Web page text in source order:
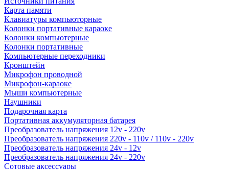
Карта памяти
Клавиатуры компьюторные
Колонки портативные караоке
Колонки компьютерные
Колонки портативные
Компьютерные переходники
Кронштейн
Микрофон проводной
Микрофон-караоке
Мыши компьютерные
Наушники
Подарочная карта
Портативная аккумуляторная батарея
Преобразователь напряжения 12v - 220v
Преобразователь напряжения 220v - 110v / 110v - 220v
Преобразователь напряжения 24v - 12v
Преобразователь напряжения 24v - 220v
Сотовые аксессуары